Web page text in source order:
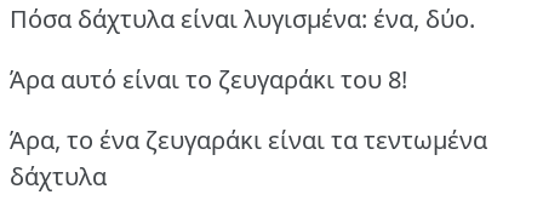
Πόσα δάχτυλα είναι λυγισμένα: ένα, δύο.
Άρα αυτό είναι το ζευγαράκι του 8!
Άρα, το ένα ζευγαράκι είναι τα τεντωμένα
δάχτυλα